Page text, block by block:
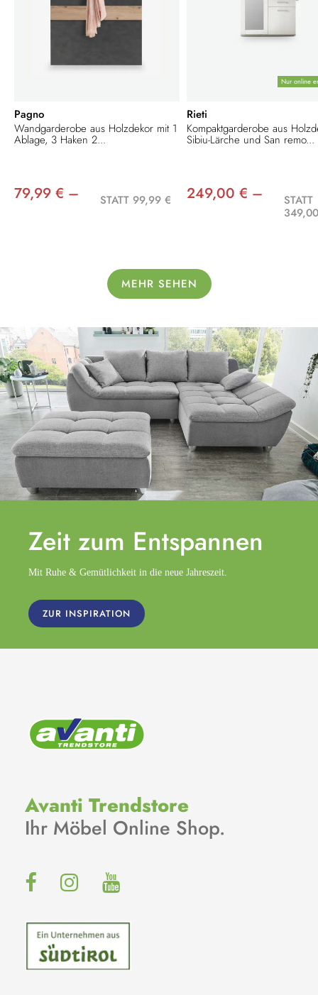
Pagno
Wandgarderobe aus Holzdekor mit 1
Ablage, 3 Haken 2...
79,99 € – STATT 99,99 €
Nur online
Rieti
Kompaktgarderobe aus
Sibiu-Lärche und San remo...
249,00 € –
STATT
MEHR SEHEN
Zeit zum Entspannen
Mit Ruhe & Gemütlichkeit in die neue Jahreszeit.
ZUR INSPIRATION
Avanti Trendstore
Ihr Möbel Online Shop.